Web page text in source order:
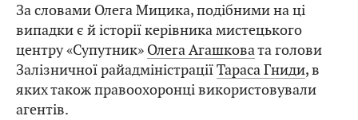
За словами Олега Мицика, подібними на ці
випадки є й історії керівника мистецького
центру «Супутник» Олега Агашковата голови
Залізничної райадміністраціїТараса Гниди, в
яких також правоохоронці використовували
агентів.